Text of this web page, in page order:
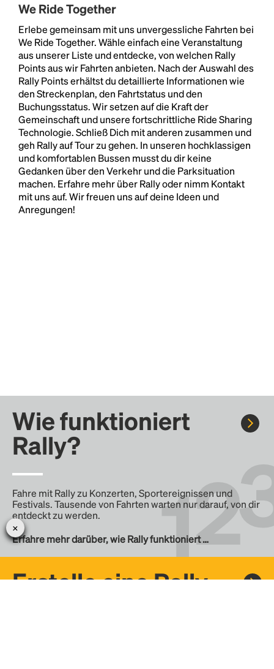
We Ride Together
Erlebe gemeinsam mit uns unvergessliche Fahrten bei
We Ride Together. Wähle einfach eine Veranstaltung
aus unserer Liste und entdecke, von welchen Rally
Points aus wir Fahrten anbieten. Nach der Auswahl des
Rally Points erhältst du detaillierte Informationen wie
den Streckenplan, den Fahrtstatus und den
Buchungsstatus. Wir setzen auf die Kraft der
Gemeinschaft und unsere fortschrittliche Ride Sharing
Technologie. Schließ Dich mit anderen zusammen und
geh Rally auf Tour zu gehen. In unseren hochklassigen
und komfortablen Bussen musst du dir keine
Gedanken über den Verkehr und die Parksituation
machen. Erfahre mehr über Rally oder nimm Kontakt
mit uns auf. Wir freuen uns auf deine Ideen und
Anregungen!
Wie funktioniert
Rally?
Fahre mit Rally zu Konzerten, Sportereignissen und
Festivals. Tausende von Fahrten warten nur darauf, von dir
entdeckt zu werden.
Erfahre mehr darüber, wie Rally funktioniert …
Erstelle eine Rally
Lorem Ipsum is simply dummy text of the printing
and typesetting industry.Lorem Ipsum has been the
industry's standarddummy text ever since the
1500s, when an unknown printer took a galley of
type and scrambled it to make a type specimen
book. It has survived not only five centuries, but also
the leap into electronic typesetting, remaining
essentially unchanged.